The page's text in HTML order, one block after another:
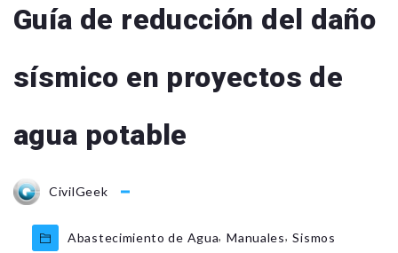
Guía de reducción del daño
sísmico en proyectos de
agua potable
CivilGeek
Abastecimiento de Agua, Manuales, Sismos